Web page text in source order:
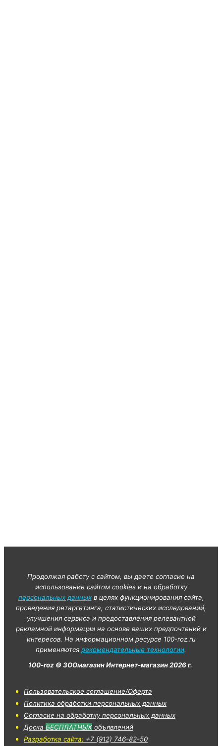
Продолжая работу с сайтом, вы даете согласие на
использование сайтом cookies и на обработку
персональных данныхв целях функционирования сайта,
проведения ретаргетинга, статистических исследований,
улучшения сервиса и предоставления релевантной
рекламной информации на основе ваших предпочтений и
интересов. На информационном ресурсе 100-roz.ru
применяются рекомендательные технологии.
100-roz © ЗООмагазин Интернет-магазин 2026 г.
Пользовательское соглашение/Оферта
Политика обработки персональных данных
Согласие на обработку персональных данных
Доска БЕСПЛАТНЫХ объявлений
Разработка сайта: +7 (912) 746-82-50